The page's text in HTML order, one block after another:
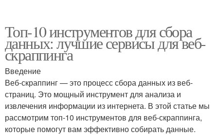
Топ-10 инструментов для сбора
данных: лучшие сервисы для веб-
скраппинга
Введение
Веб-скраппинг — это процесс сбора данных из веб-
страниц. Это мощный инструмент для анализа и
извлечения информации из интернета. В этой статье мы
рассмотрим топ-10 инструментов для веб-скраппинга,
которые помогут вам эффективно собирать данные.